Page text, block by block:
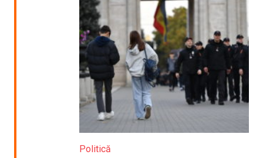
Politică